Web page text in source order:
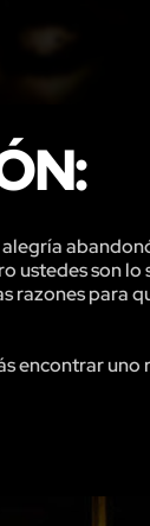
ustedes son
para
encontrar